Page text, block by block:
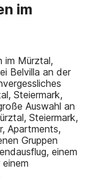
im
im Mürztal,
Belvilla an der
Steiermark,
Auswahl an
Steiermark,
Apartments,
Gruppen
einem